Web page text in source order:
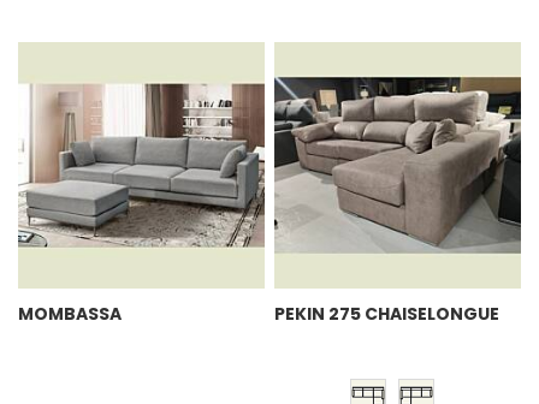
MOMBASSA PEKIN 275 CHAISELONGUE